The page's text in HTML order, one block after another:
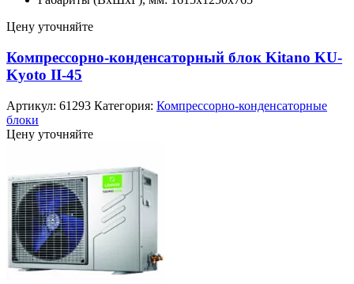
Цену уточняйте
Компрессорно-конденсаторный блок Kitano KU-
Kyoto II-45
Артикул: 61293 Категория: Компрессорно-конденсаторные
блоки
Цену уточняйте